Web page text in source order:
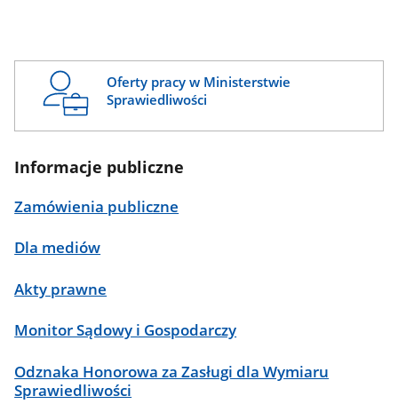
Oferty pracy w Ministerstwie
Sprawiedliwości
Informacje publiczne
Zamówienia publiczne
Dla mediów
Akty prawne
Monitor Sądowy i Gospodarczy
Odznaka Honorowa za Zasługi dla Wymiaru
Sprawiedliwości